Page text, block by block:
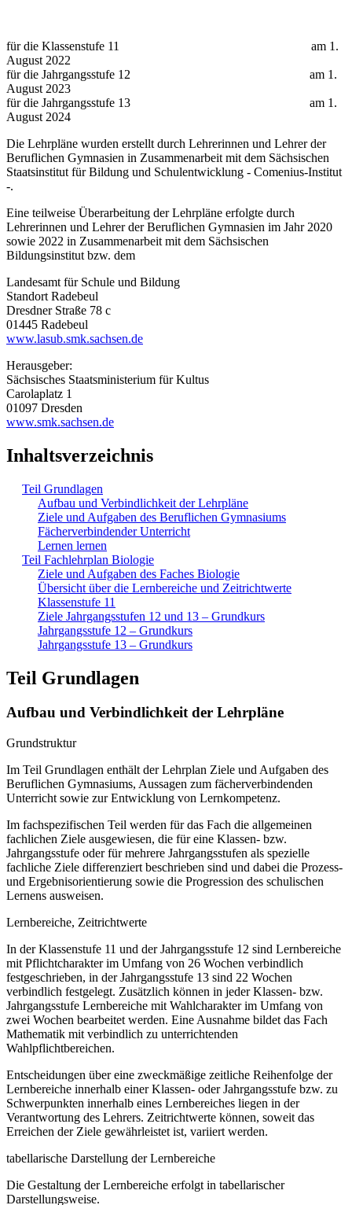
für die Klassenstufe 11 am 1.
August 2022
für die Jahrgangsstufe 12 am 1.
August 2023
für die Jahrgangsstufe 13 am 1.
August 2024
Die Lehrpläne wurden erstellt durch Lehrerinnen und Lehrer der
Beruflichen Gymnasien in Zusammenarbeit mit dem Sächsischen
Staatsinstitut für Bildung und Schulentwicklung - Comenius-Institut
-.
Eine teilweise Überarbeitung der Lehrpläne erfolgte durch
Lehrerinnen und Lehrer der Beruflichen Gymnasien im Jahr 2020
sowie 2022 in Zusammenarbeit mit dem Sächsischen
Bildungsinstitut bzw. dem
Landesamt für Schule und Bildung
Standort Radebeul
Dresdner Straße 78 c
01445 Radebeul
www.lasub.smk.sachsen.de
Herausgeber:
Sächsisches Staatsministerium für Kultus
Carolaplatz 1
01097 Dresden
www.smk.sachsen.de
Inhaltsverzeichnis
Teil Grundlagen
Aufbau und Verbindlichkeit der Lehrpläne
Ziele und Aufgaben des Beruflichen Gymnasiums
Fächerverbindender Unterricht
Lernen lernen
Teil Fachlehrplan Biologie
Ziele und Aufgaben des Faches Biologie
Übersicht über die Lernbereiche und Zeitrichtwerte
Klassenstufe 11
Ziele Jahrgangsstufen 12 und 13 – Grundkurs
Jahrgangsstufe 12 – Grundkurs
Jahrgangsstufe 13 – Grundkurs
Teil Grundlagen
Aufbau und Verbindlichkeit der Lehrpläne
Grundstruktur
Im Teil Grundlagen enthält der Lehrplan Ziele und Aufgaben des
Beruflichen Gymnasiums, Aussagen zum fächerverbindenden
Unterricht sowie zur Entwicklung von Lernkompetenz.
Im fachspezifischen Teil werden für das Fach die allgemeinen
fachlichen Ziele ausgewiesen, die für eine Klassen- bzw.
Jahrgangsstufe oder für mehrere Jahrgangsstufen als spezielle
fachliche Ziele differenziert beschrieben sind und dabei die Prozess-
und Ergebnisorientierung sowie die Progression des schulischen
Lernens ausweisen.
Lernbereiche, Zeitrichtwerte
In der Klassenstufe 11 und der Jahrgangsstufe 12 sind Lernbereiche
mit Pflichtcharakter im Umfang von 26 Wochen verbindlich
festgeschrieben, in der Jahrgangsstufe 13 sind 22 Wochen
verbindlich festgelegt. Zusätzlich können in jeder Klassen- bzw.
Jahrgangsstufe Lernbereiche mit Wahlcharakter im Umfang von
zwei Wochen bearbeitet werden. Eine Ausnahme bildet das Fach
Mathematik mit verbindlich zu unterrichtenden
Wahlpflichtbereichen.
Entscheidungen über eine zweckmäßige zeitliche Reihenfolge der
Lernbereiche innerhalb einer Klassen- oder Jahrgangsstufe bzw. zu
Schwerpunkten innerhalb eines Lernbereiches liegen in der
Verantwortung des Lehrers. Zeitrichtwerte können, soweit das
Erreichen der Ziele gewährleistet ist, variiert werden.
tabellarische Darstellung der Lernbereiche
Die Gestaltung der Lernbereiche erfolgt in tabellarischer
Darstellungsweise.